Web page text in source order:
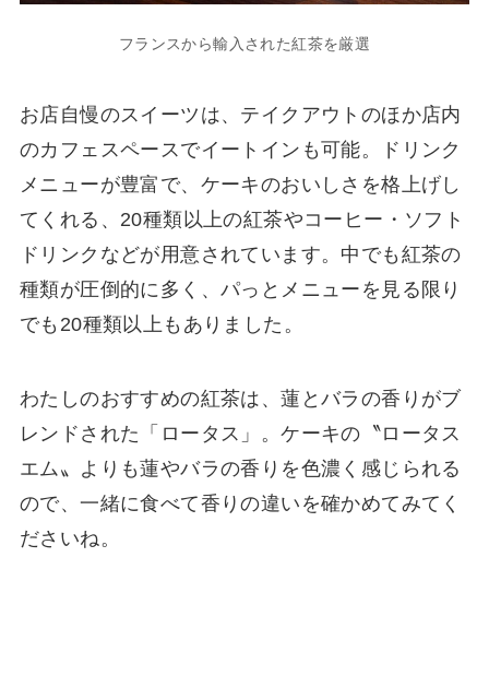
フランスから輸入された紅茶を厳選
お店自慢のスイーツは、テイクアウトのほか店内
のカフェスペースでイートインも可能。ドリンク
メニューが豊富で、ケーキのおいしさを格上げし
てくれる、20種類以上の紅茶やコーヒー・ソフト
ドリンクなどが用意されています。中でも紅茶の
種類が圧倒的に多く、パっとメニューを見る限り
でも20種類以上もありました。
わたしのおすすめの紅茶は、蓮とバラの香りがブ
レンドされた「ロータス」。ケーキの〝ロータス
エム〟よりも蓮やバラの香りを色濃く感じられる
ので、一緒に食べて香りの違いを確かめてみてく
ださいね。